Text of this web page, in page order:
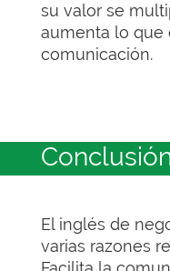
su valor se
aumenta lo que
comunicación.
El inglés de
varias razones